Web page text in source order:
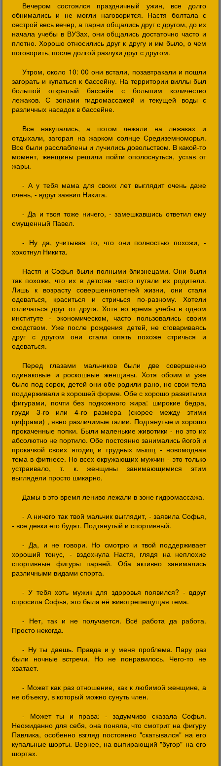
Вечером состоялся праздничный ужин, все долго
обнимались и не могли наговорится. Настя болтала с
сестрой весь вечер, а парни общались друг с другом, до их
начала учебы в ВУЗах, они общались достаточно часто и
плотно. Хорошо относились друг к другу и им было, о чем
поговорить, после долгой разлуки друг с другом.
Утром, около 10: 00 они встали, позавтракали и пошли
загорать и купаться к бассейну. На территории виллы был
большой открытый бассейн с большим количество
лежаков. С зонами гидромассажей и текущей воды с
различных насадок в бассейне.
Все накупались, а потом лежали на лежаках и
отдыхали, загорая на жарком солнце Средиземноморья.
Все были расслаблены и лучились довольством. В какой-то
момент, женщины решили пойти ополоснуться, устав от
жары.
- А у тебя мама для своих лет выглядит очень даже
очень, - вдруг заявил Никита.
- Да и твоя тоже ничего, - замешкавшись ответил ему
смущенный Павел.
- Ну да, учитывая то, что они полностью похожи, -
хохотнул Никита.
Настя и Софья были полными близнецами. Они были
так похожи, что их в детстве часто путали их родители.
Лишь к возрасту совершеннолетней жизни, они стали
одеваться, краситься и стричься по-разному. Хотели
отличаться друг от друга. Хотя во время учебы в одном
институте - экономическом, часто пользовались своим
сходством. Уже после рождения детей, не сговариваясь
друг с другом они стали опять похоже стричься и
одеваться.
Перед глазами мальчиков были две совершенно
одинаковые и роскошные женщины. Хотя обоим и уже
было под сорок, детей они обе родили рано, но свои тела
поддерживали в хорошей форме. Обе с хорошо развитыми
фигурами, почти без подкожного жира: широкие бедра,
груди 3-го или 4-го размера (скорее между этими
цифрами) , явно различимые талии. Подтянутые и хорошо
прокаченные попки. Были маленькие животики - но это их
абсолютно не портило. Обе постоянно занимались йогой и
прокачкой своих ягодиц и грудных мышц - новомодная
тема в фитнесе. Но всех окружающих мужчин - это только
устраивало, т. к. женщины занимающимися этим
выглядели просто шикарно.
Дамы в это время лениво лежали в зоне гидромассажа.
- А ничего так твой мальчик выглядит, - заявила Софья,
- все девки его будят. Подтянутый и спортивный.
- Да, и не говори. Но смотрю и твой поддерживает
хороший тонус, - вздохнула Настя, глядя на неплохие
спортивные фигуры парней. Оба активно занимались
различными видами спорта.
- У тебя хоть мужик для здоровья появился? - вдруг
спросила Софья, это была её животрепещущая тема.
- Нет, так и не получается. Всё работа да работа.
Просто некогда.
- Ну ты даешь. Правда и у меня проблема. Пару раз
были ночные встречи. Но не понравилось. Чего-то не
хватает.
- Может как раз отношение, как к любимой женщине, а
не объекту, в который можно сунуть член.
- Может ты и права: - задумчиво сказала Софья.
Неожиданно для себя, она поняла, что смотрит на фигуру
Павлика, особенно взгляд постоянно "скатывался" на его
купальные шорты. Вернее, на выпирающий "бугор" на его
шортах.